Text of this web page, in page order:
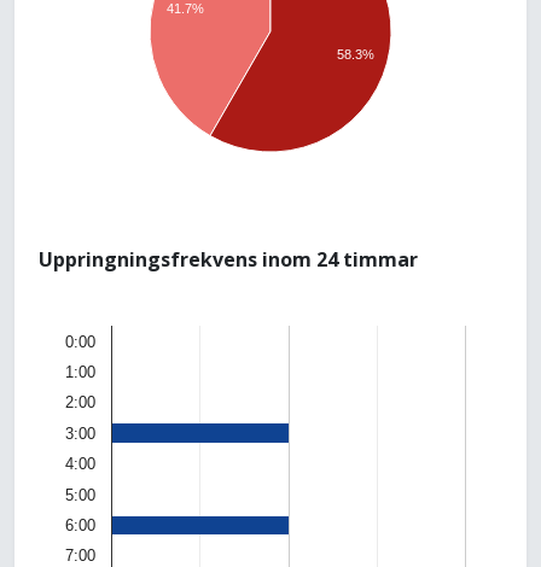
41.7%
58.3%
Uppringningsfrekvens inom 24 timmar
0:00
1:00
2:00
3:00
4:00
5:00
6:00
7:00